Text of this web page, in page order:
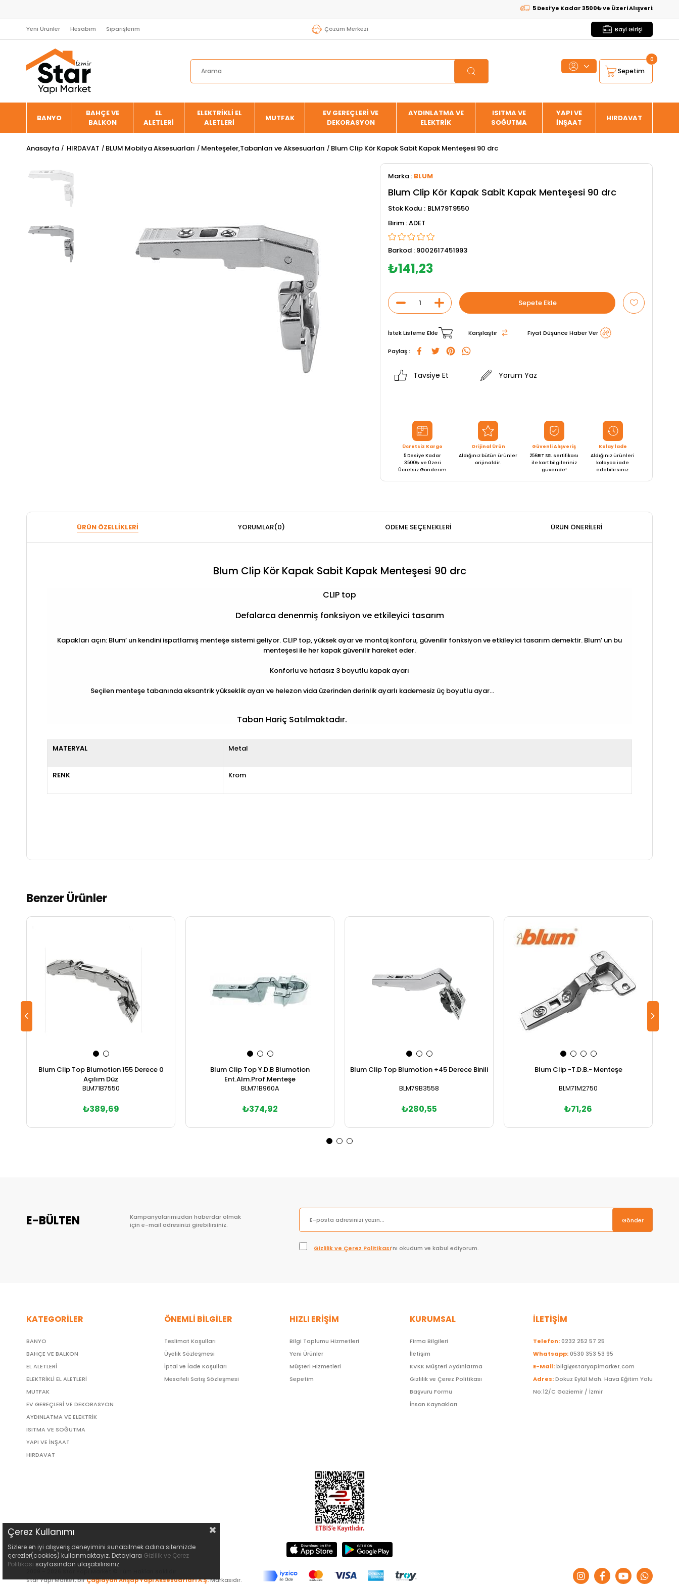
5 Desi’ye Kadar 3500₺ ve Üzeri AlışverişlerdeKARGO
Yeni Ürünler Hesabım Siparişlerim Çözüm Merkezi Bayi Girişi
Sepetim
0
BANYO
BAHÇE VE
BALKON
EL
ALETLERİ
ELEKTRİKLİ EL
ALETLERİ
MUTFAK
EV GEREÇLERİ VE
DEKORASYON
AYDINLATMA VE
ELEKTRİK
ISITMA VE
SOĞUTMA
YAPI VE
İNŞAAT
HIRDAVAT
Anasayfa HIRDAVAT BLUM Mobilya Aksesuarları Menteşeler,Tabanları ve Aksesuarları Blum Clip Kör Kapak Sabit Kapak Menteşesi 90 drc
Marka : BLUM
Blum Clip Kör Kapak Sabit Kapak Menteşesi 90 drc
Stok Kodu
BLM79T9550
ADET
Barkod : 9002617451993
₺141,23
İstek Listeme Ekle Karşılaştır Fiyat Düşünce Haber Ver
Paylaş :
Tavsiye Et Yorum Yaz
Ücretsiz Kargo
5 Desiye Kadar
3500₺ ve Üzeri
Ücretsiz Gönderim
Orijinal Ürün
Aldığınız bütün ürünler
orijinaldir.
Güvenli Alışveriş
256BIT SSL sertifikası
ile kart bilgileriniz
güvende!
Kolay İade
Aldığınız ürünleri
kolayca iade
edebilirsiniz.
ÜRÜN ÖZELLIKLERI YORUMLAR(0) ÖDEME SEÇENEKLERI ÜRÜN ÖNERILERI
Blum Clip Kör Kapak Sabit Kapak Menteşesi 90 drc
CLIP top
Defalarca denenmiş fonksiyon ve etkileyici tasarım
Kapakları açın: Blum’ un kendini ispatlamış menteşe sistemi geliyor. CLIP top, yüksek ayar ve montaj konforu, güvenilir fonksiyon ve etkileyici tasarım demektir. Blum’ un bu
menteşesi ile her kapak güvenilir hareket eder.
Konforlu ve hatasız 3 boyutlu kapak ayarı
Seçilen menteşe tabanında eksantrik yükseklik ayarı ve helezon vida üzerinden derinlik ayarlı kademesiz üç boyutlu ayar...
Taban Hariç Satılmaktadır.
MATERYAL Metal
RENK Krom
Benzer Ürünler
Blum Clip Top Blumotion 155 Derece 0
Açılım Düz
BLM71B7550
₺389,69
Blum Clip Top Y.D.B Blumotion
Ent.Alm.Prof.Menteşe
BLM71B960A
₺374,92
Blum Clip Top Blumotion +45 Derece Binili
BLM79B3558
₺280,55
Blum Clip -T.D.B.- Menteşe
BLM71M2750
₺71,26
E-BÜLTEN
Kampanyalarımızdan haberdar olmak
için e-mail adresinizi girebilirsiniz.
Gönder
Gizlilik ve Çerez Politikası’nı okudum ve kabul ediyorum.
KATEGORİLER
BANYO
BAHÇE VE BALKON
EL ALETLERİ
ELEKTRİKLİ EL ALETLERİ
MUTFAK
EV GEREÇLERİ VE DEKORASYON
AYDINLATMA VE ELEKTRİK
ISITMA VE SOĞUTMA
YAPI VE İNŞAAT
HIRDAVAT
ÖNEMLİ BİLGİLER
Teslimat Koşulları
Üyelik Sözleşmesi
İptal ve İade Koşulları
Mesafeli Satış Sözleşmesi
HIZLI ERİŞİM
Bilgi Toplumu Hizmetleri
Yeni Ürünler
Müşteri Hizmetleri
Sepetim
KURUMSAL
Firma Bilgileri
İletişim
KVKK Müşteri Aydınlatma
Gizlilik ve Çerez Politikası
Başvuru Formu
İnsan Kaynakları
İLETİŞİM
Telefon:0232 252 57 25
Whatsapp:0530 353 53 95
E-Mail:bilgi@staryapimarket.com
Adres:Dokuz Eylül Mah. Hava Eğitim Yolu
No:12/C Gaziemir / İzmir
Star Yapı Market, birÇağlayan Ahşap Yapı Aksesuarları A.Ş.Markasıdır.
Çerez Kullanımı
Sizlere en iyi alışveriş deneyimini sunabilmek adına sitemizde
çerezler(cookies) kullanmaktayız. Detaylara Gizlilik ve Çerez
Politikası sayfasından ulaşabilirsiniz.